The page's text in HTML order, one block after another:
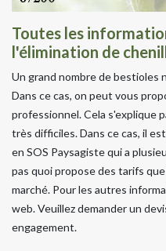
Toutes les
l'élimination de
Un grand nombre de bestioles
Dans ce cas, on peut vous
professionnel. Cela s'explique
très difficiles. Dans ce cas, il
en SOS Paysagiste qui a
pas quoi propose des tarifs
marché. Pour les autres
web. Veuillez demander un
engagement.